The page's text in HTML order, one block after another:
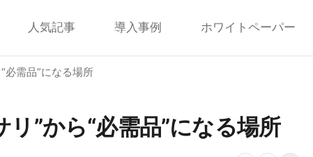
人気記事 導入事例 ホワイトペーパー
必需品”になる場所
”から“必需品”になる場所